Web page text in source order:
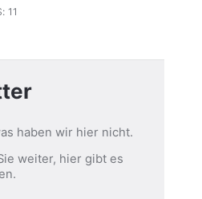
11
haben wir hier nicht.
weiter, hier gibt es